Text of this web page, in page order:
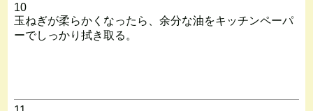
10
玉ねぎが柔らかくなったら、余分な油をキッチンペーパ
ーでしっかり拭き取る。